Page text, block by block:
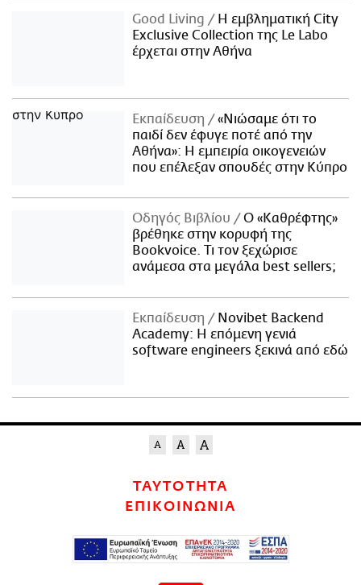
Good Living
Η εμβληματική City
Exclusive Collection της Le Labo
έρχεται στην Αθήνα
Εκπαίδευση
«Νιώσαμε ότι το
παιδί δεν έφυγε ποτέ από την
Αθήνα»: Η εμπειρία οικογενειών
που επέλεξαν σπουδές στην Κύπρο
Οδηγός Βιβλίου
Ο «Καθρέφτης»
βρέθηκε στην κορυφή της
Bookvoice. Τι τον ξεχώρισε
ανάμεσα στα μεγάλα best sellers;
Εκπαίδευση
Novibet Backend
Academy: Η επόμενη γενιά
software engineers ξεκινά από εδώ
ΤΑΥΤΟΤΗΤΑ
ΕΠΙΚΟΙΝΩΝΙΑ